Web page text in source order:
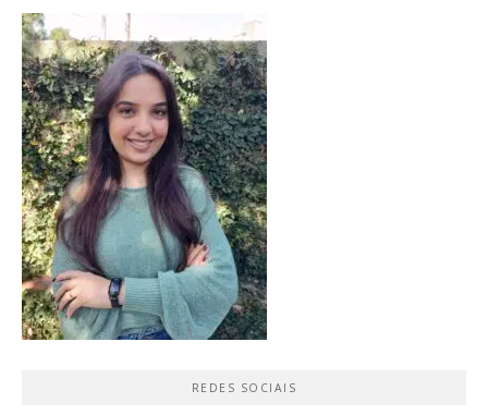
REDES SOCIAIS